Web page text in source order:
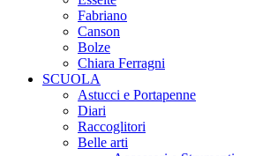
Fabriano
Canson
Bolze
Chiara Ferragni
SCUOLA
Astucci e Portapenne
Diari
Raccoglitori
Belle arti